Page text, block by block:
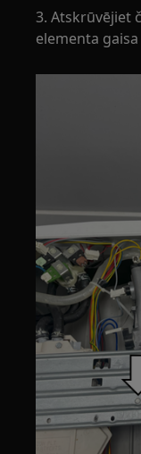
3. Atskrūvējiet
elementa